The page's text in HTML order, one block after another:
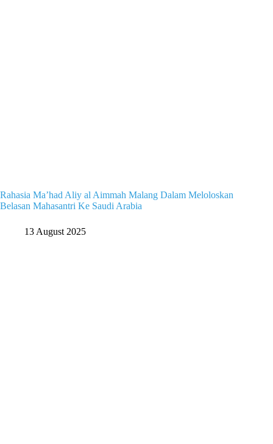
Rahasia Ma’had Aliy al Aimmah Malang Dalam Meloloskan
Belasan Mahasantri Ke Saudi Arabia
13 August 2025